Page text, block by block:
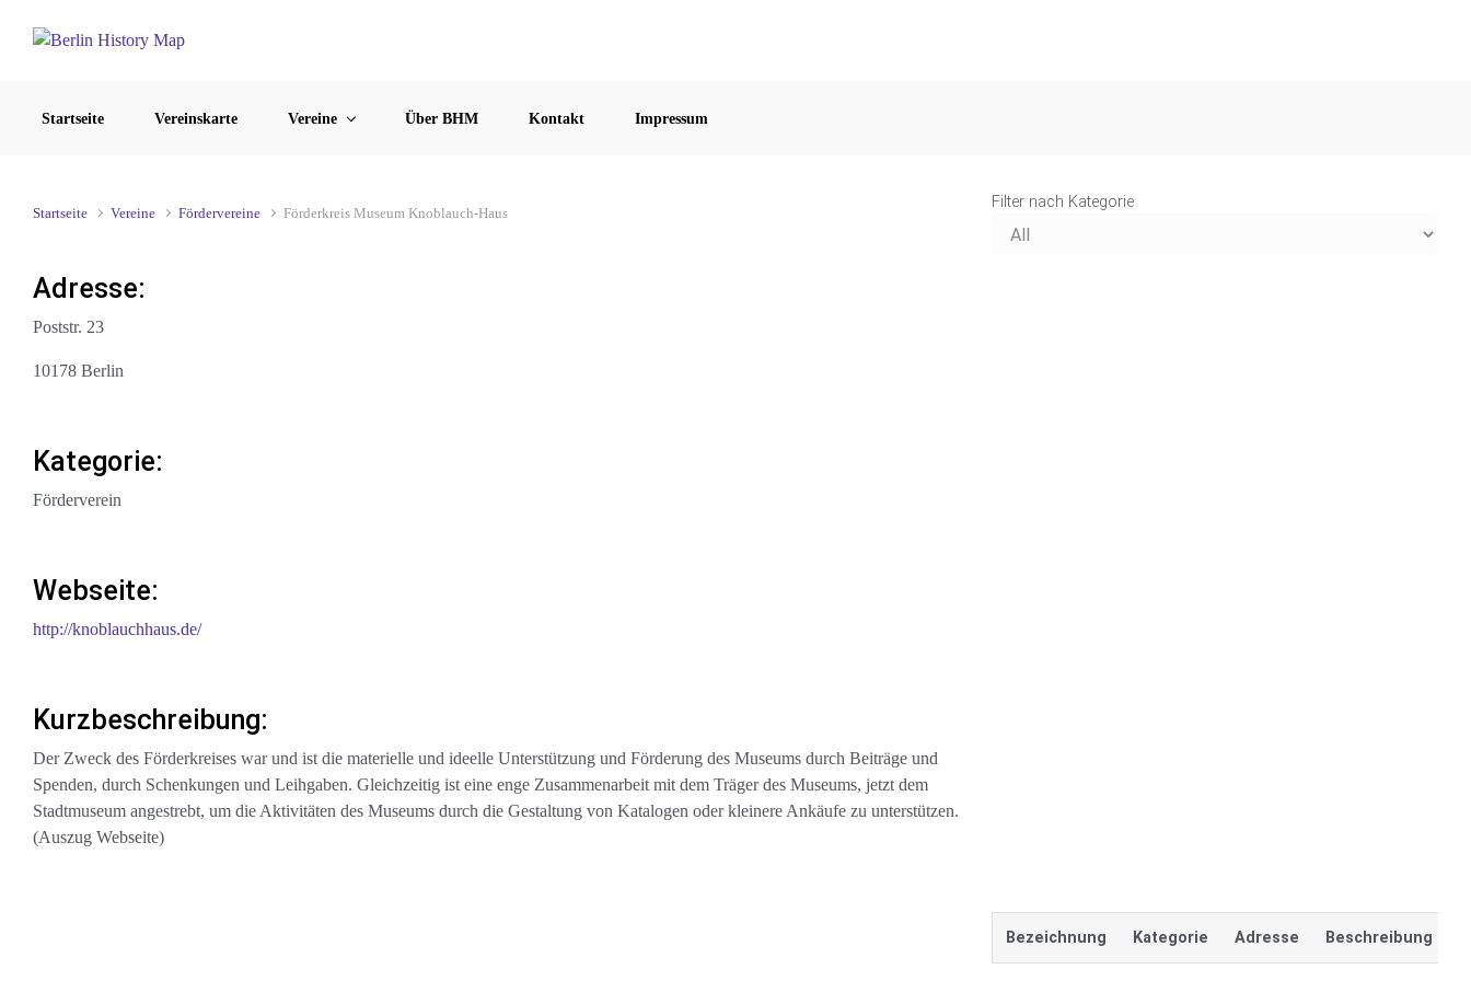
Startseite Vereinskarte Vereine Über BHM Kontakt Impressum
Startseite Vereine Fördervereine Förderkreis Museum Knoblauch-Haus
Adresse:
Poststr. 23
10178 Berlin
Kategorie:
Förderverein
Webseite:
http://knoblauchhaus.de/
Kurzbeschreibung:
Der Zweck des Förderkreises war und ist die materielle und ideelle Unterstützung und Förderung des Museums durch Beiträge und
Spenden, durch Schenkungen und Leihgaben. Gleichzeitig ist eine enge Zusammenarbeit mit dem Träger des Museums, jetzt dem
Stadtmuseum angestrebt, um die Aktivitäten des Museums durch die Gestaltung von Katalogen oder kleinere Ankäufe zu unterstützen.
(Auszug Webseite)
Filter nach Kategorie
Bezeichnung Kategorie Adresse Beschreibung